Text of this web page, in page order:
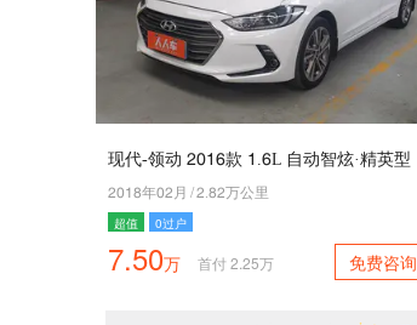
现代-领动 5042款 4.2L 自动智炫·精英型
5049年05月 /5.95万公里
超值
0过户
7.50万 首付2.25万 免费咨询